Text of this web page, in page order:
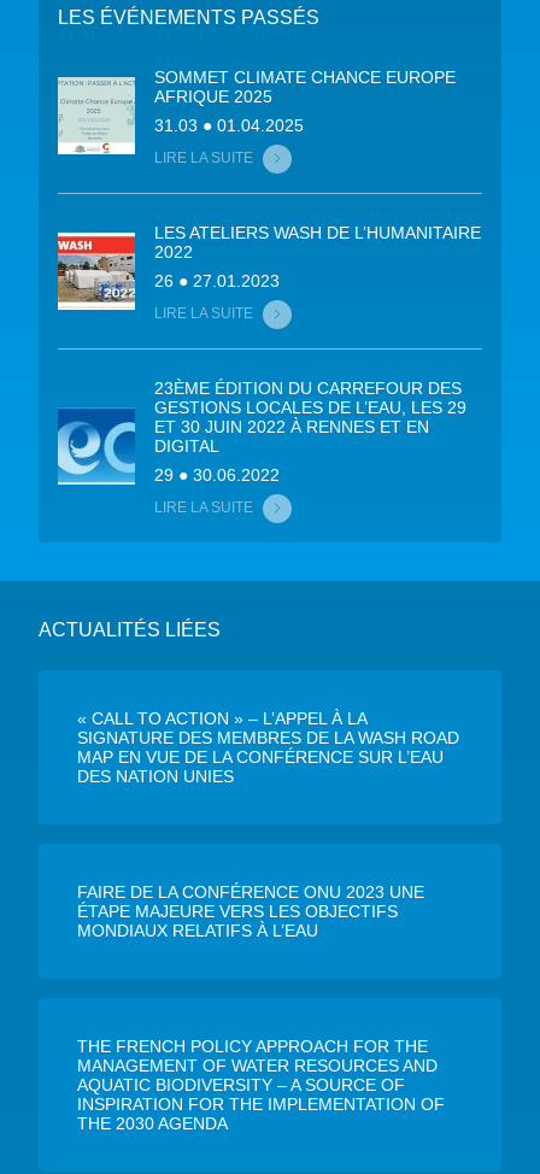
LES ÉVÉNEMENTS PASSÉS
SOMMET CLIMATE CHANCE EUROPE
AFRIQUE 2025
31.03 ● 01.04.2025
LIRE LA SUITE
LES ATELIERS WASH DE L’HUMANITAIRE
2022
26 ● 27.01.2023
LIRE LA SUITE
23ÈME ÉDITION DU CARREFOUR DES
GESTIONS LOCALES DE L’EAU, LES 29
ET 30 JUIN 2022 À RENNES ET EN
DIGITAL
29 ● 30.06.2022
LIRE LA SUITE
ACTUALITÉS LIÉES
« CALL TO ACTION » – L’APPEL À LA
SIGNATURE DES MEMBRES DE LA WASH ROAD
MAP EN VUE DE LA CONFÉRENCE SUR L’EAU
DES NATION UNIES
FAIRE DE LA CONFÉRENCE ONU 2023 UNE
ÉTAPE MAJEURE VERS LES OBJECTIFS
MONDIAUX RELATIFS À L’EAU
THE FRENCH POLICY APPROACH FOR THE
MANAGEMENT OF WATER RESOURCES AND
AQUATIC BIODIVERSITY – A SOURCE OF
INSPIRATION FOR THE IMPLEMENTATION OF
THE 2030 AGENDA